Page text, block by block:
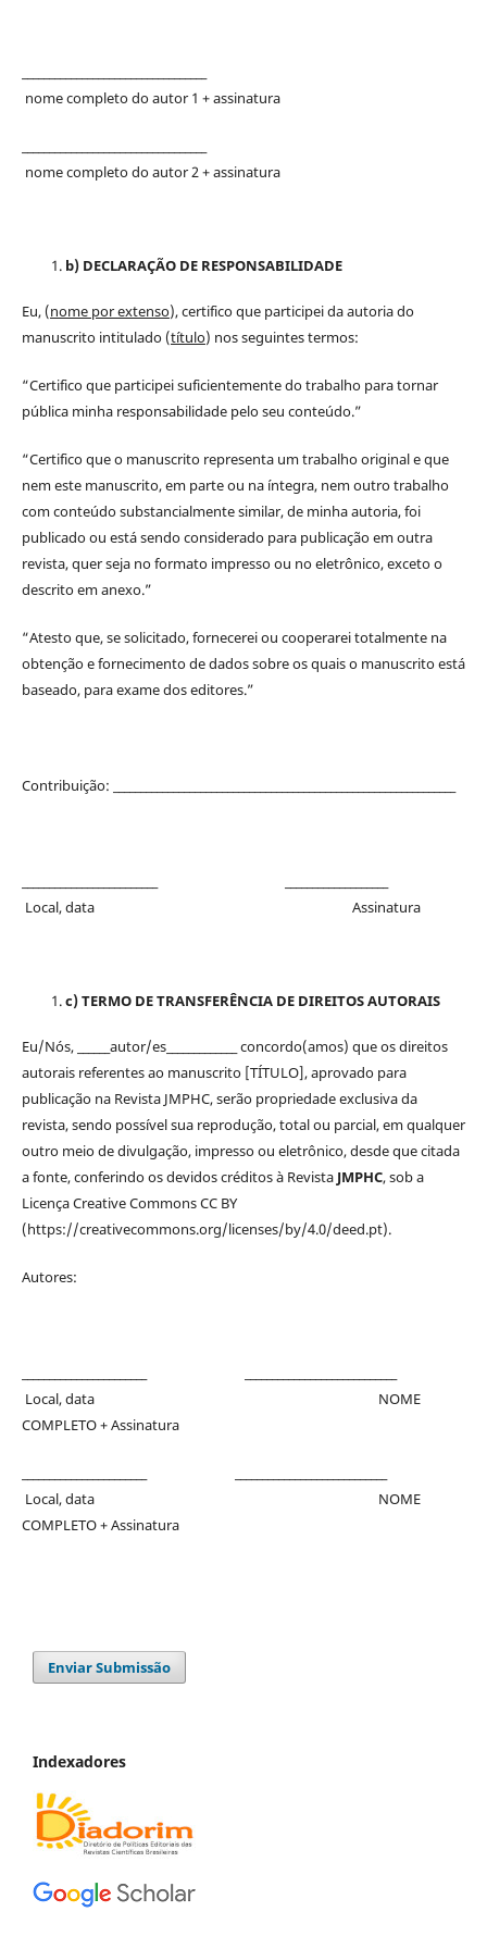
nome completo do autor 1 + assinatura
nome completo do autor 2 + assinatura
b) DECLARAÇÃO DE RESPONSABILIDADE
Eu, (nome por extenso), certifico que participei da autoria do
manuscrito intitulado (título) nos seguintes termos:
“Certifico que participei suficientemente do trabalho para tornar
pública minha responsabilidade pelo seu conteúdo.”
“Certifico que o manuscrito representa um trabalho original e que
nem este manuscrito, em parte ou na íntegra, nem outro trabalho
com conteúdo substancialmente similar, de minha autoria, foi
publicado ou está sendo considerado para publicação em outra
revista, quer seja no formato impresso ou no eletrônico, exceto o
descrito em anexo.”
“Atesto que, se solicitado, fornecerei ou cooperarei totalmente na
obtenção e fornecimento de dados sobre os quais o manuscrito está
baseado, para exame dos editores.”
Contribuição: _______________________________________________________________
Local, data Assinatura
c) TERMO DE TRANSFERÊNCIA DE DIREITOS AUTORAIS
Eu/Nós, ______autor/es_____________ concordo(amos) que os direitos
autorais referentes ao manuscrito [TÍTULO], aprovado para
publicação na Revista JMPHC, serão propriedade exclusiva da
revista, sendo possível sua reprodução, total ou parcial, em qualquer
outro meio de divulgação, impresso ou eletrônico, desde que citada
a fonte, conferindo os devidos créditos à Revista JMPHC, sob a
Licença Creative Commons CC BY
(https://creativecommons.org/licenses/by/4.0/deed.pt).
Autores:
Local, data NOME
COMPLETO + Assinatura
Local, data NOME
COMPLETO + Assinatura
Enviar Submissão
Indexadores